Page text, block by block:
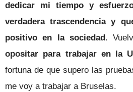
dedicar mi tiempo y
verdadera trascendencia y
positivo en la sociedad .
opositar para trabajar en la
fortuna de que supero las
me voy a trabajar a Bruselas.